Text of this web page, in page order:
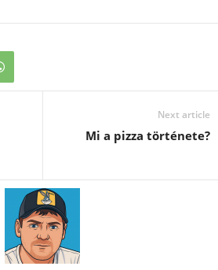
Next article
Mi a pizza története?